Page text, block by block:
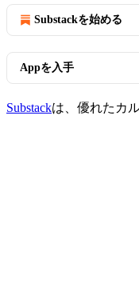
Substackを始める
Appを入手
Substackは、優れたカ